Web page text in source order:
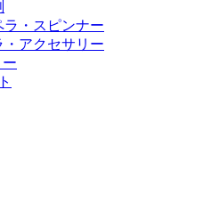
・スピンナー
アクセサリー
ー